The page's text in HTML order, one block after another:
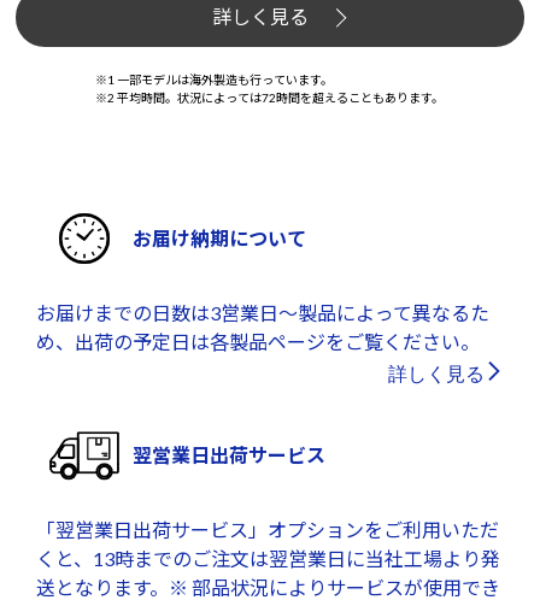
詳しく見る
※1 一部モデルは海外製造も行っています。
※2 平均時間。状況によっては72時間を超えることもあります。
お届け納期について
お届けまでの日数は3営業日～製品によって異なるた
め、出荷の予定日は各製品ページをご覧ください。
詳しく見る
翌営業日出荷サービス
「翌営業日出荷サービス」オプションをご利用いただ
くと、13時までのご注文は翌営業日に当社工場より発
送となります。※ 部品状況によりサービスが使用でき